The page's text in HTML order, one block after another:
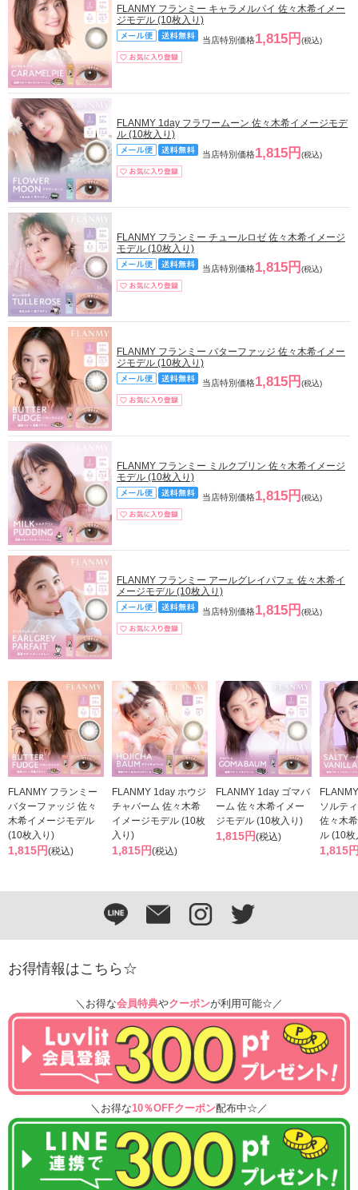
FLANMY フランミー キャラメルパイ 佐々木希イメー
ジモデル (10枚入り)
当店特別価格1,815円 (税込)
FLANMY 1day フラワームーン 佐々木希イメージモデ
ル (10枚入り)
当店特別価格1,815円 (税込)
FLANMY フランミー チュールロゼ 佐々木希イメージ
モデル (10枚入り)
当店特別価格1,815円 (税込)
FLANMY フランミー バターファッジ 佐々木希イメー
ジモデル (10枚入り)
当店特別価格1,815円 (税込)
FLANMY フランミー ミルクプリン 佐々木希イメージ
モデル (10枚入り)
当店特別価格1,815円 (税込)
FLANMY フランミー アールグレイパフェ 佐々木希イ
メージモデル (10枚入り)
当店特別価格1,815円 (税込)
FLANMY フランミー
バターファッジ 佐々
木希イメージモデル
(10枚入り)
1,815円(税込)
FLANMY 1day ホウジ
チャバーム 佐々木希
イメージモデル (10枚
入り)
1,815円(税込)
FLANMY 1day ゴマバ
ーム 佐々木希イメー
ジモデル (10枚入り)
1,815円(税込)
ソルテ
佐々木
ル (10
1,815
お得情報はこちら☆
＼お得な会員特典やクーポンが利用可能☆／
＼お得な10％OFFクーポン配布中☆／